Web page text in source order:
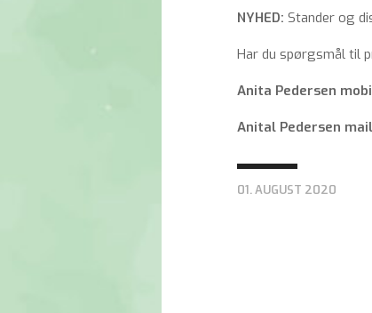
NYHED: Stander og
Har du spørgsmål til
Anita Pedersen
Anital Pedersen
01. AUGUST 2020